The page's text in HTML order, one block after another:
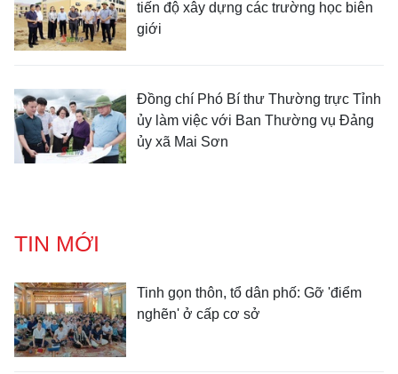
tiến độ xây dựng các trường học biên
giới
Đồng chí Phó Bí thư Thường trực Tỉnh
ủy làm việc với Ban Thường vụ Đảng
ủy xã Mai Sơn
TIN MỚI
Tinh gọn thôn, tổ dân phố: Gỡ 'điểm
nghẽn' ở cấp cơ sở